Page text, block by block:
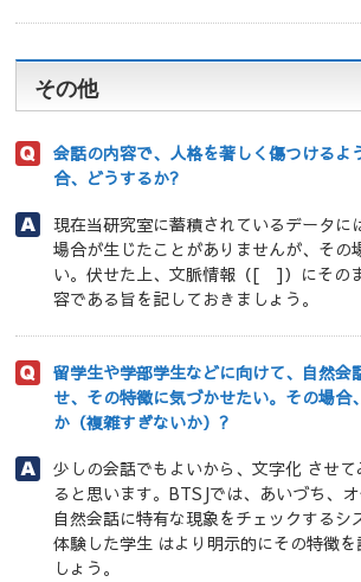
その他
会話の内容で、人格を著しく傷つけるよ
合、どうするか?
現在当研究室に蓄積されているデータに
場合が生じたことがありませんが、その
い。伏せた上、文脈情報（[ ]）にその
容である旨を記しておきましょう。
留学生や学部学生などに向けて、自然会
せ、その特徴に気づかせたい。その場合
か（複雑すぎないか）?
少しの会話でもよいから、文字化 させ
ると思います。BTSJでは、あいづち、オ
自然会話に特有な現象をチェックするシ
体験した学生 はより明示的にその特徴
しょう。